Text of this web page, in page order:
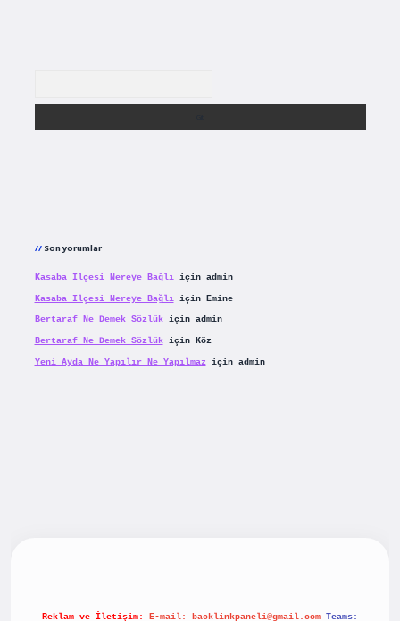
Son yorumlar
Kasaba Ilçesi Nereye Bağlıiçin admin
Kasaba Ilçesi Nereye Bağlıiçin Emine
Bertaraf Ne Demek Sözlükiçin admin
Bertaraf Ne Demek Sözlükiçin Köz
Yeni Ayda Ne Yapılır Ne Yapılmaziçin admin
Reklam ve İletişim: E-mail: backlinkpaneli@gmail.com Teams: